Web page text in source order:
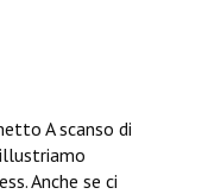
A scanso di
Anche se ci